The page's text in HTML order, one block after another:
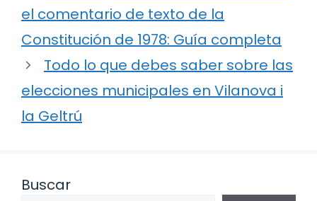
el comentario de texto de la
Constitución de 1978: Guía completa
Todo lo que debes saber sobre las
elecciones municipales en Vilanova i
la Geltrú
Buscar